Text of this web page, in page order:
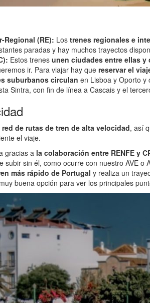
Regional (RE): Los trenes regionales e
paradas y hay muchos trayectos
Estos trenes unen ciudades entre ellas y
ir. Para viajar hay que reservar el
suburbanos circulan en Lisboa y Oporto y
Sintra, con fin de línea a Cascais y el
red de rutas de tren de alta velocidad, así
el viaje.
gracias a la colaboración entre RENFE y
sin él, como ocurre con nuestro AVE o
más rápido de Portugal y realiza un
buena opción para ver los principales